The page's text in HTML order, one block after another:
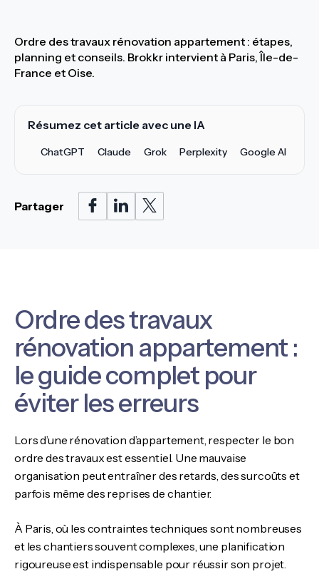
Ordre des travaux rénovation appartement : étapes,
planning et conseils. Brokkr intervient à Paris, Île-de-
France et Oise.
Résumez cet article avec une IA
ChatGPT Claude Grok Perplexity Google AI
Partager
Ordre des travaux
rénovation appartement :
le guide complet pour
éviter les erreurs
Lors d’une rénovation d’appartement, respecter le bon
ordre des travaux est essentiel. Une mauvaise
organisation peut entraîner des retards, des surcoûts et
parfois même des reprises de chantier.
À Paris, où les contraintes techniques sont nombreuses
et les chantiers souvent complexes, une planification
rigoureuse est indispensable pour réussir son projet.